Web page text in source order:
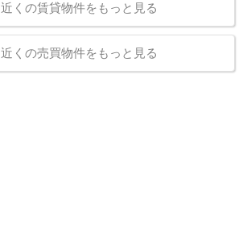
近くの賃貸物件をもっと見る
近くの売買物件をもっと見る